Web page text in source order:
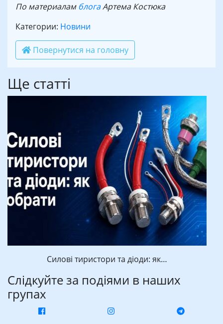
По материалам блогаАртема Костюка
Категории: Новини
Повернутися на головну
Ще статті
Силові тиристори та діоди: як…
Слідкуйте за подіями в наших
групах